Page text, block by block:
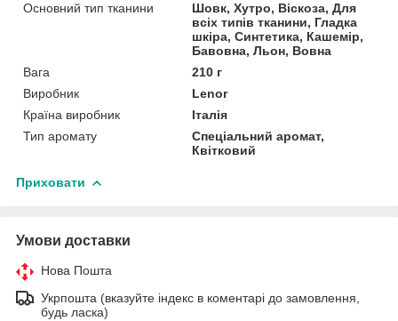
Основний тип тканини
Шовк, Хутро, Віскоза, Для
всіх типів тканини, Гладка
шкіра, Синтетика, Кашемір,
Бавовна, Льон, Вовна
Вага
210 г
Виробник
Lenor
Країна виробник
Італія
Тип аромату
Спеціальний аромат,
Квітковий
Приховати
Умови доставки
Нова Пошта
Укрпошта (вказуйте індекс в коментарі до замовлення,
будь ласка)